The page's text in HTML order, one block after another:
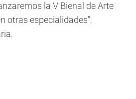
la V Bienal de Arte
otras especialidades",